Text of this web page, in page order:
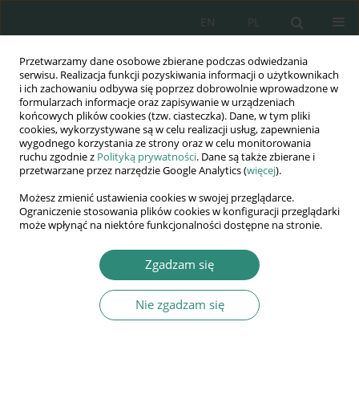
Przetwarzamy dane osobowe zbierane podczas odwiedzania
serwisu. Realizacja funkcji pozyskiwania informacji o użytkownikach
i ich zachowaniu odbywa się poprzez dobrowolnie wprowadzone w
formularzach informacje oraz zapisywanie w urządzeniach
końcowych plików cookies (tzw. ciasteczka). Dane, w tym pliki
cookies, wykorzystywane są w celu realizacji usług, zapewnienia
wygodnego korzystania ze strony oraz w celu monitorowania
ruchu zgodnie z Polityką prywatności. Dane są także zbierane i
przetwarzane przez narzędzie Google Analytics (więcej).
Możesz zmienić ustawienia cookies w swojej przeglądarce.
Ograniczenie stosowania plików cookies w konfiguracji przeglądarki
może wpłynąć na niektóre funkcjonalności dostępne na stronie.
Zgadzam się
Nie zgadzam się
PL
EN
Wydawnictwo
AWSGE
Akademia Nauk Stosowanych
WSGE
im. Alcide De Gasperi
Marek Borowski
PEDAGOG SZKOLNY – JEGO KSZTAŁCENIE I ROLA